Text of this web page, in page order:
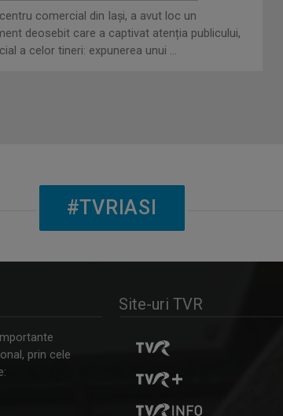
comercial din Iași, a avut loc un
deosebit care a captivat atenția publicului,
a celor tineri: expunerea unui ...
#TVRIASI
prin cele
Site-uri TVR